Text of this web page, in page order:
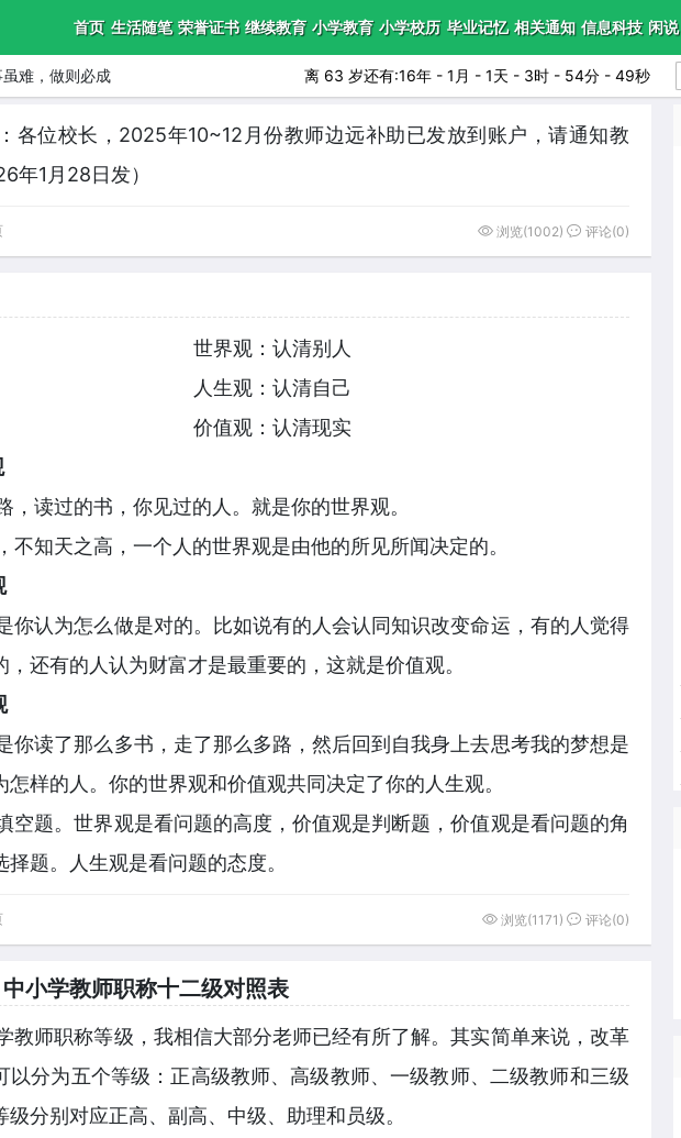
首页 生活随笔 荣誉证书 继续教育 小学教育 小学校历 毕业记忆 相关通知 信息科技 闲说
难，做则必成 离 63 岁还有:16年 - 1月 - 1天 - 3时 - 54分 - 47秒
各位校长，2025年10~12月份教师边远补助已发放到账户，请通知教
年1月28日发）
浏览(1002) 评论(0)
世界观：认清别人
人生观：认清自己
价值观：认清现实
，读过的书，你见过的人。就是你的世界观。
不知天之高，一个人的世界观是由他的所见所闻决定的。
你认为怎么做是对的。比如说有的人会认同知识改变命运，有的人觉得
，还有的人认为财富才是最重要的，这就是价值观。
你读了那么多书，走了那么多路，然后回到自我身上去思考我的梦想是
怎样的人。你的世界观和价值观共同决定了你的人生观。
空题。世界观是看问题的高度，价值观是判断题，价值观是看问题的角
择题。人生观是看问题的态度。
浏览(1171) 评论(0)
中小学教师职称十二级对照表
教师职称等级，我相信大部分老师已经有所了解。其实简单来说，改革
以分为五个等级：正高级教师、高级教师、一级教师、二级教师和三级
分别对应正高、副高、中级、助理和员级。